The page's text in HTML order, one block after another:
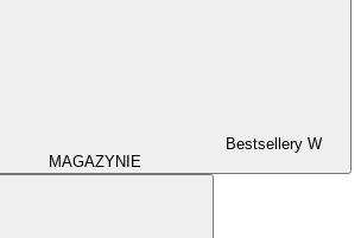
Bestsellery W
MAGAZYNIE